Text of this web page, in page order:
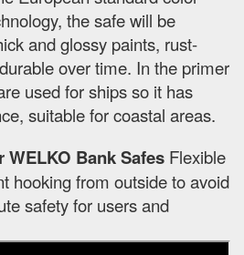
the safe will be
and glossy paints, rust-
over time. In the primer
used for ships so it has
suitable for coastal areas.
WELKO Bank Safes Flexible
hooking from outside to avoid
safety for users and